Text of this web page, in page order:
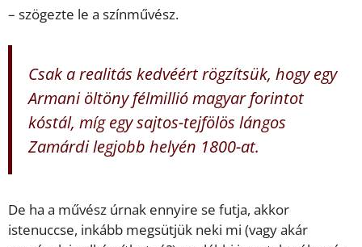
– szögezte le a színművész.
Csak a realitás kedvéért rögzítsük, hogy egy
Armani öltöny félmillió magyar forintot
kóstál, míg egysajtos-tejfölös lángos
Zamárdi legjobb helyén 1800-at.
De ha a művész úrnak ennyire se futja, akkor
istenuccse, inkább megsütjük neki mi (vagy akár